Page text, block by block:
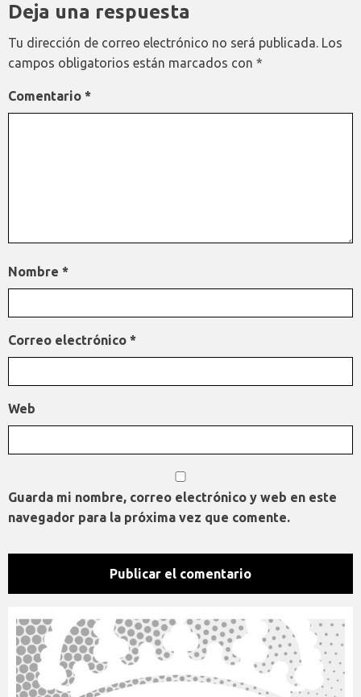
Deja una respuesta
Tu dirección de correo electrónico no será publicada. Los
campos obligatorios están marcados con *
Comentario *
Nombre *
Correo electrónico *
Web
Guarda mi nombre, correo electrónico y web en este
navegador para la próxima vez que comente.